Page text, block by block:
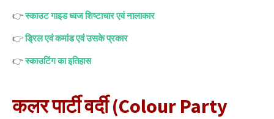
👉स्काउट गाइड ध्वज शिष्टाचार एवं नालाकार
👉ड्रिल एवं कमांड एवं उसके प्रकार
👉स्काउटिंग का इतिहास
कलर पार्टी वर्दी (Colour Party